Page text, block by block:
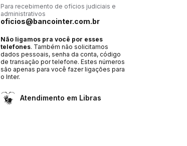
Para recebimento de ofícios judiciais e
administrativos
oficios@bancointer.com.br
Não ligamos pra você por esses
telefones. Também não solicitamos
dados pessoais, senha da conta, código
de transação por telefone. Estes números
são apenas para você fazer ligações para
o Inter.
Atendimento em Libras